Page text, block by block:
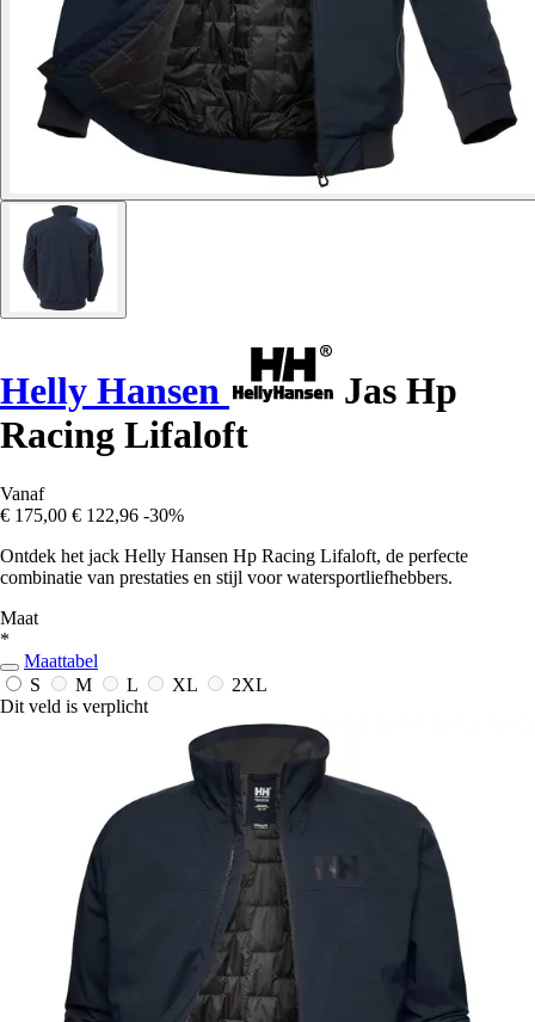
Helly Hansen
Jas Hp
Racing Lifaloft
Vanaf
€ 175,00 € 122,96 -30%
Ontdek het jack Helly Hansen Hp Racing Lifaloft, de perfecte
combinatie van prestaties en stijl voor watersportliefhebbers.
Maat
*
Maattabel
S
M L XL
2XL
Dit veld is verplicht